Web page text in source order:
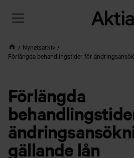
Nyhetsarkiv
Förlängda behandlingstider för
Förlängda
gällande lån